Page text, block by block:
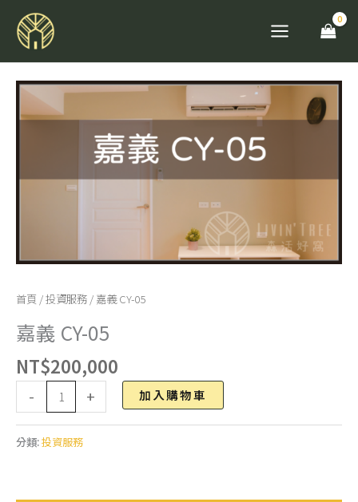
首頁 /投資服務 / 嘉義 CY-05
嘉義 CY-05
NT$200,000
-
嘉
義
數
+ 加入購物車
分類:投資服務